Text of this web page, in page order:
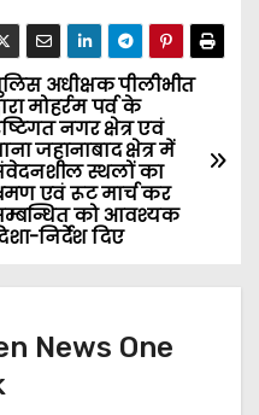
अधीक्षक पीलीभीत
मोहर्रम पर्व के
नगर क्षेत्र एवं
जहानाबाद क्षेत्र में
स्थलों का
एवं रूट मार्च कर
को आवश्यक
निर्देश दिए
News One